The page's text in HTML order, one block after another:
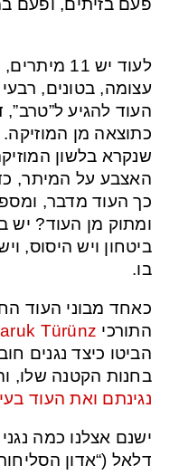
לעוד יש 11
עצומה, בטונים,
העוד להגיע ל”טרב”,
כתוצאה מן
שנקרא בלשון
האצבע על המיתר,
כך העוד מדבר,
ומתוק מן העוד? יש
ביטחון ויש היסוס,
בו.
כאחד מבוני העוד
התורכי Türünz
הביטו כיצד נגנים
בחנות הקטנה שלו,
נגינתם ואת העוד
ישנם אצלנו כמה
דלאל (“אדון